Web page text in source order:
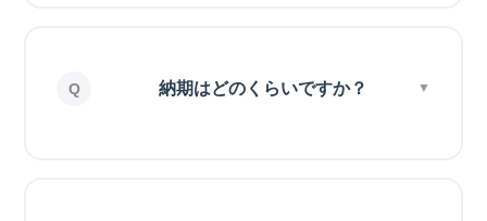
納期はどのくらいですか？